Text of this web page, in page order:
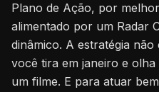
Plano de Ação, por
alimentado por um Radar
dinâmico. A estratégia
você tira em janeiro e
um filme. E para atuar